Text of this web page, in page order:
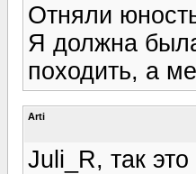
Отняли
Я должна
походить, а
Arti
Juli_R, так